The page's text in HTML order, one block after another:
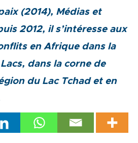
(2014), Médias et
2012, il s’intéresse aux
en Afrique dans la
dans la corne de
du Lac Tchad et en